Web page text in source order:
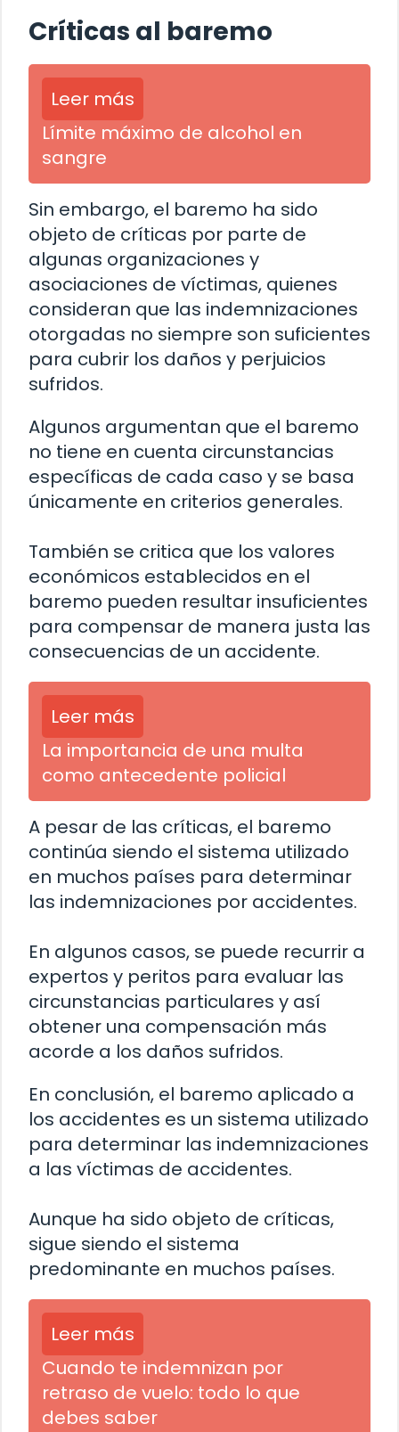
Críticas al baremo
Leer más
Límite máximo de alcohol en
sangre
Sin embargo, el baremo ha sido
objeto de críticas por parte de
algunas organizaciones y
asociaciones de víctimas, quienes
consideran que las indemnizaciones
otorgadas no siempre son suficientes
para cubrir los daños y perjuicios
sufridos.
Algunos argumentan que el baremo
no tiene en cuenta circunstancias
específicas de cada caso y se basa
únicamente en criterios generales.
También se critica que los valores
económicos establecidos en el
baremo pueden resultar insuficientes
para compensar de manera justa las
consecuencias de un accidente.
Leer más
La importancia de una multa
como antecedente policial
A pesar de las críticas, el baremo
continúa siendo el sistema utilizado
en muchos países para determinar
las indemnizaciones por accidentes.
En algunos casos, se puede recurrir a
expertos y peritos para evaluar las
circunstancias particulares y así
obtener una compensación más
acorde a los daños sufridos.
En conclusión, el baremo aplicado a
los accidentes es un sistema utilizado
para determinar las indemnizaciones
a las víctimas de accidentes.
Aunque ha sido objeto de críticas,
sigue siendo el sistema
predominante en muchos países.
Leer más
Cuando te indemnizan por
retraso de vuelo: todo lo que
debes saber